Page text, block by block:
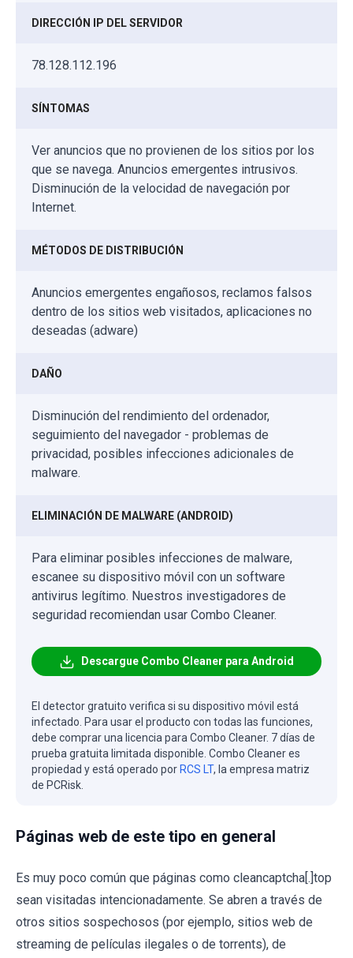
DIRECCIÓN IP DEL SERVIDOR
78.128.112.196
SÍNTOMAS
Ver anuncios que no provienen de los sitios por los
que se navega. Anuncios emergentes intrusivos.
Disminución de la velocidad de navegación por
Internet.
MÉTODOS DE DISTRIBUCIÓN
Anuncios emergentes engañosos, reclamos falsos
dentro de los sitios web visitados, aplicaciones no
deseadas (adware)
DAÑO
Disminución del rendimiento del ordenador,
seguimiento del navegador - problemas de
privacidad, posibles infecciones adicionales de
malware.
ELIMINACIÓN DE MALWARE (ANDROID)
Para eliminar posibles infecciones de malware,
escanee su dispositivo móvil con un software
antivirus legítimo. Nuestros investigadores de
seguridad recomiendan usar Combo Cleaner.
Descargue Combo Cleaner para Android
El detector gratuito verifica si su dispositivo móvil está
infectado. Para usar el producto con todas las funciones,
debe comprar una licencia para Combo Cleaner. 7 días de
prueba gratuita limitada disponible. Combo Cleaner es
propiedad y está operado por RCS LT, la empresa matriz
de PCRisk.
Páginas web de este tipo en general
Es muy poco común que páginas como cleancaptcha[.]top
sean visitadas intencionadamente. Se abren a través de
otros sitios sospechosos (por ejemplo, sitios web de
streaming de películas ilegales o de torrents), de